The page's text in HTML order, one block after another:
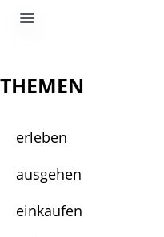
THEMEN
erleben
ausgehen
einkaufen